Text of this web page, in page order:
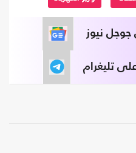
جوجل نيوز
تليغرام